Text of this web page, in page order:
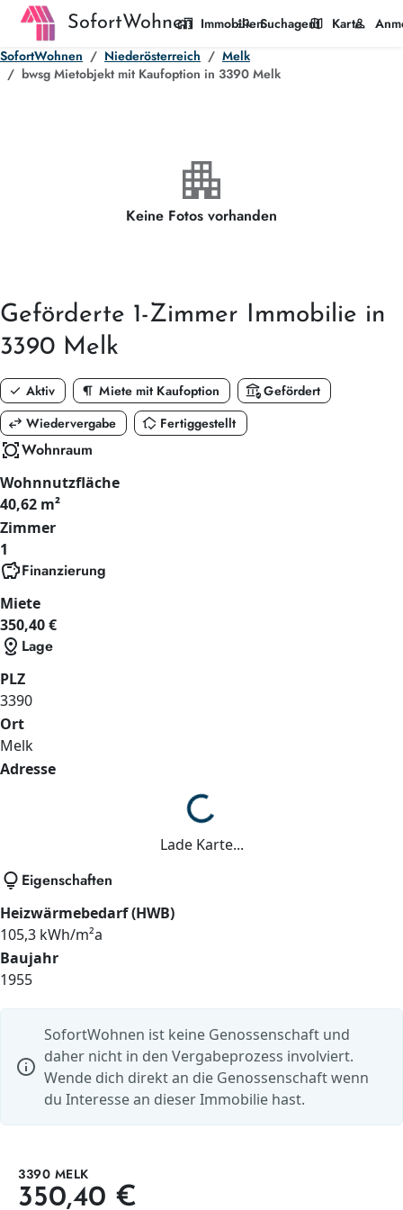
SofortWohnen
home_work Immobilien
manage_search Suchagent
map Karte
person
SofortWohnen
Niederösterreich
Melk
bwsg Mietobjekt mit Kaufoption in 3390 Melk
apartment
Keine Fotos vorhanden
Geförderte 1-Zimmer Immobilie in
3390 Melk
check Aktiv format_paragraph Miete mit Kaufoption assured_workloadGefördert
swap_horiz Wiedervergabe in_home_mode Fertiggestellt
all_outWohnraum
Wohnnutzfläche
40,62 m²
Zimmer
1
savingsFinanzierung
Miete
350,40 €
distance Lage
PLZ
3390
Ort
Melk
Adresse
Lade...
Lade Karte...
lightbulb Eigenschaften
Heizwärmebedarf (HWB)
105,3 kWh/m²a
Baujahr
1955
info
SofortWohnen ist keine Genossenschaft und
daher nicht in den Vergabeprozess involviert.
Wende dich direkt an die Genossenschaft wenn
du Interesse an dieser Immobilie hast.
3390 MELK
350,40 €